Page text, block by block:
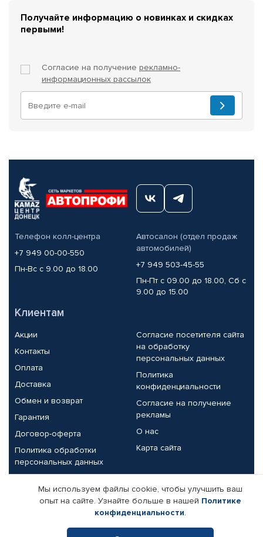
Получайте информацию о новинках и скидках
первыми!
Согласие на получение рекламно-
информационных рассылок
Телефон колл-центра
+7 949 00-00-550
Пн-Вс с 9.00 до 18.00
Автосалон (отдел продаж
автомобилей)
+7 949 503-45-55
Пн-Пт с 09.00 до 18.00, Сб с
9.00 до 15.00
Клиентам
Акции
Контакты
Оплата
Доставка
Обмен и возврат
Гарантия
Договор-оферта
Политика обработки
персональных данных
Согласие посетителя сайта
на обработку
персональных данных
Политика
конфиденциальности
Согласие на получение
рекламы
О нас
Карта сайта
Партнерам
Корпоративным клиентам
Поставщикам
Реквизиты компании
Мы используем файлы cookie, чтобы улучшить ваш
опыт на сайте. Узнайте больше в нашей Политике
конфиденциальности.